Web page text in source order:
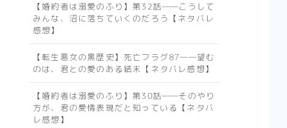
【WIND BREAKER】一
人の孤独な少年が、英雄
タバレ感想まとめ】
【SAKAMOTO DAYS】
した【アニメ-感想まと
め】
【婚約者は溺愛のふり】第32話――こうして
みんな、沼に落ちていくのだろう【ネタバレ
感想】
【転生悪女の黒歴史】死亡フラグ87――望む
のは、君との愛のある結末【ネタバレ感想】
【婚約者は溺愛のふり】第30話――そのやり
方が、君の愛情表現だと知っている【ネタバ
レ感想】